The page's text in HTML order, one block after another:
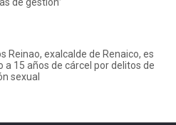
Reinao, exalcalde de Renaico, es
a 15 años de cárcel por delitos de
sexual